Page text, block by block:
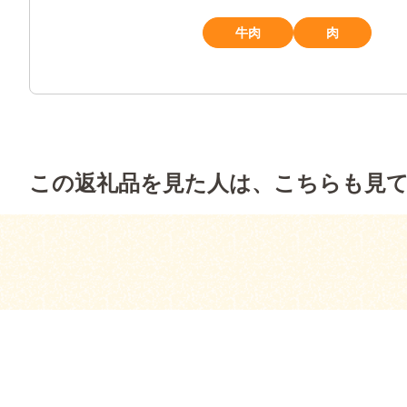
牛肉 肉
この返礼品を見た人は、こちらも見